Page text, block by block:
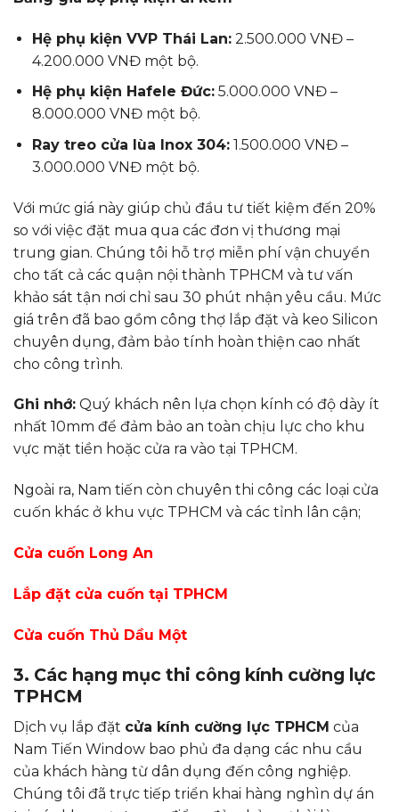
Hệ phụ kiện VVP Thái Lan:2.500.000 VNĐ –
4.200.000 VNĐ một bộ.
Hệ phụ kiện Hafele Đức:5.000.000 VNĐ –
8.000.000 VNĐ một bộ.
Ray treo cửa lùa Inox 304:1.500.000 VNĐ –
3.000.000 VNĐ một bộ.
Với mức giá này giúp chủ đầu tư tiết kiệm đến 20%
so với việc đặt mua qua các đơn vị thương mại
trung gian. Chúng tôi hỗ trợ miễn phí vận chuyển
cho tất cả các quận nội thành TPHCM và tư vấn
khảo sát tận nơi chỉ sau 30 phút nhận yêu cầu. Mức
giá trên đã bao gồm công thợ lắp đặt và keo Silicon
chuyên dụng, đảm bảo tính hoàn thiện cao nhất
cho công trình.
Ghi nhớ: Quý khách nên lựa chọn kính có độ dày ít
nhất 10mm để đảm bảo an toàn chịu lực cho khu
vực mặt tiền hoặc cửa ra vào tại TPHCM.
Ngoài ra, Nam tiến còn chuyên thi công các loại cửa
cuốn khác ở khu vực TPHCM và các tỉnh lân cận;
Cửa cuốn Long An
Lắp đặt cửa cuốn tại TPHCM
Cửa cuốn Thủ Dầu Một
3. Các hạng mục thi công kính cường lực
TPHCM
Dịch vụ lắp đặt cửa kính cường lực TPHCM của
Nam Tiến Window bao phủ đa dạng các nhu cầu
của khách hàng từ dân dụng đến công nghiệp.
Chúng tôi đã trực tiếp triển khai hàng nghìn dự án